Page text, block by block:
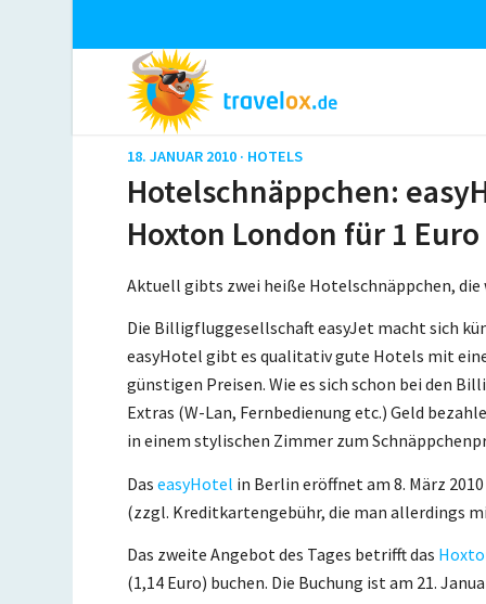
18. JANUAR 2010 · HOTELS
Hotelschnäppchen:
Hoxton London für 1 Euro
Aktuell gibts zwei heiße Hotelschnäppchen,
Die Billigfluggesellschaft easyJet macht sich
easyHotel gibt es qualitativ gute Hotels mit
günstigen Preisen. Wie es sich schon bei den
Extras (W-Lan, Fernbedienung etc.) Geld
in einem stylischen Zimmer zum
DaseasyHotel in Berlin eröffnet am 8. März
(zzgl. Kreditkartengebühr, die man allerdings
Das zweite Angebot des Tages betrifft das
(1,14 Euro) buchen. Die Buchung ist am 21.